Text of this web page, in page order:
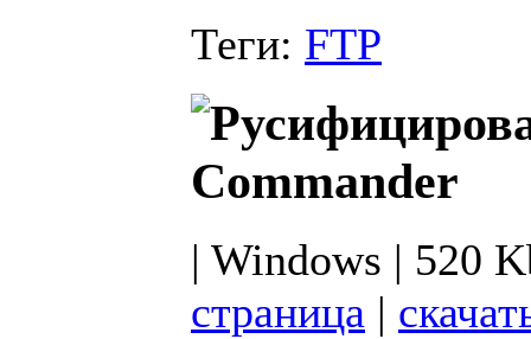
Теги: FTP
Commander
| Windows | 520
страница |